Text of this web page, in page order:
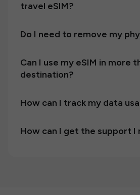
travel eSIM?
Do I need to remove my
Can I use my eSIM in more
destination?
How can I track my data
How can I get the support I